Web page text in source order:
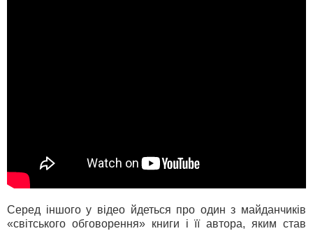
Серед іншого у відео йдеться про один з майданчиків
«світського обговорення» книги і її автора, яким став